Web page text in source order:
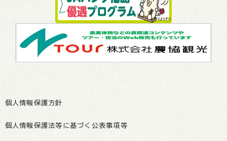
個人情報保護方針
個人情報保護法等に基づく公表事項等